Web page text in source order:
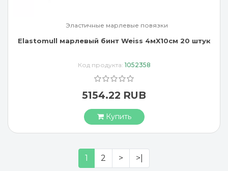
Эластичные марлевые повязки
Elastomull марлевый бинт Weiss 4мX10см 20 штук
Код продукта: 1052358
5154.22 RUB
Купить
1 2 > >|